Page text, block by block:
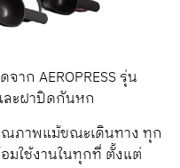
ก AEROPRESS รุ่น
ละฝาปิดกันหก
ภาพแม้ขณะเดินทาง ทุก
มใช้งานในทุกที่ ตั้งแต่